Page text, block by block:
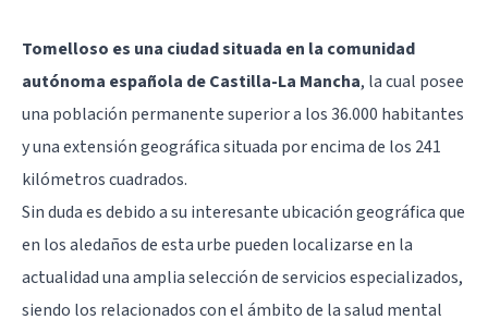
Tomelloso es una ciudad situada en la comunidad
autónoma española de Castilla-La Mancha, la cual posee
una población permanente superior a los 36.000 habitantes
y una extensión geográfica situada por encima de los 241
kilómetros cuadrados.
Sin duda es debido a su interesante ubicación geográfica que
en los aledaños de esta urbe pueden localizarse en la
actualidad una amplia selección de servicios especializados,
siendo los relacionados con el ámbito de la salud mental